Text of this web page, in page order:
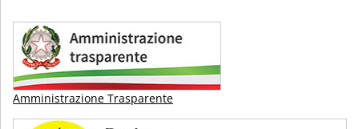
Amministrazione Trasparente